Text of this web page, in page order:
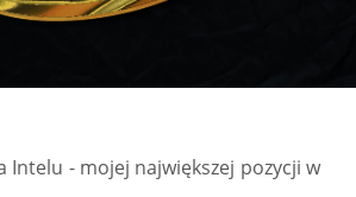
Intelu - mojej największej pozycji w